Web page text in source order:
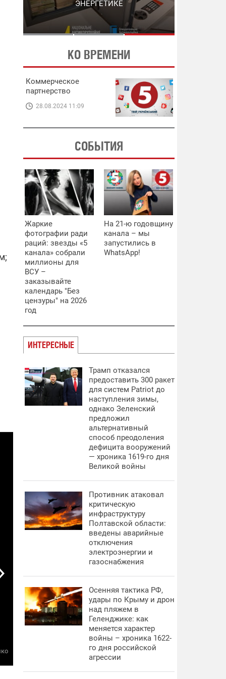
ПЕТР ПОРОШЕНКО ПЕРЕДАЛ ВОЗНАГРАЖДЕНИЕ
В ЭНЕРГЕТИКЕ
ЭНЕРГЕТИКЕ
КО ВРЕМЕНИ
Коммерческое
партнерство
28.08.2024 11:09
СОБЫТИЯ
Жаркие
фотографии ради
раций: звезды «5
канала» собрали
миллионы для
ВСУ –
заказывайте
календарь "Без
цензуры" на 2026
год
На 21-ю годовщину
канала – мы
запустились в
WhatsApp!
ИНТЕРЕСНЫЕ
Трамп отказался
предоставить 300 ракет
для систем Patriot до
наступления зимы,
однако Зеленский
предложил
альтернативный
способ преодоления
дефицита вооружений
— хроника 1619-го дня
Великой войны
Противник атаковал
критическую
инфраструктуру
Полтавской области:
введены аварийные
отключения
электроэнергии и
газоснабжения
Осенняя тактика РФ,
удары по Крыму и дрон
над пляжем в
Геленджике: как
меняется характер
войны – хроника 1622-
го дня российской
агрессии